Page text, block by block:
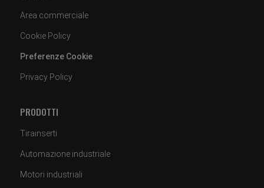
Area commerciale
Cookie Policy
Preferenze Cookie
Privacy Policy
PRODOTTI
Tirainserti
Automazione industriale
Motori industriali